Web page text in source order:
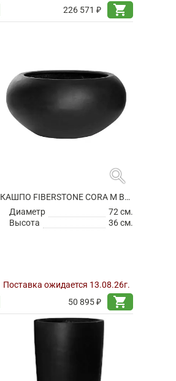
226 571 ₽
shopping_cart
search
КАШПО FIBERSTONE CORA M BLACK
Диаметр
72 см.
Высота
36 см.
Поставка ожидается 13.08.26г.
50 895 ₽
shopping_cart